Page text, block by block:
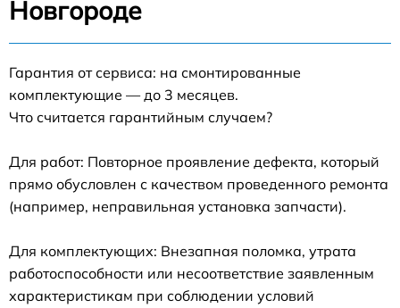
Новгороде
Гарантия от сервиса: на смонтированные
комплектующие — до 3 месяцев.
Что считается гарантийным случаем?
Для работ: Повторное проявление дефекта, который
прямо обусловлен с качеством проведенного ремонта
(например, неправильная установка запчасти).
Для комплектующих: Внезапная поломка, утрата
работоспособности или несоответствие заявленным
характеристикам при соблюдении условий